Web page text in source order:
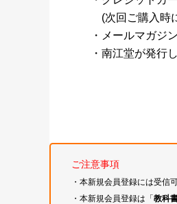
(次回ご購入時
・メールマガジ
・南江堂が発行
ご注意事項
・本新規会員登録には受信
・本新規会員登録は「教科